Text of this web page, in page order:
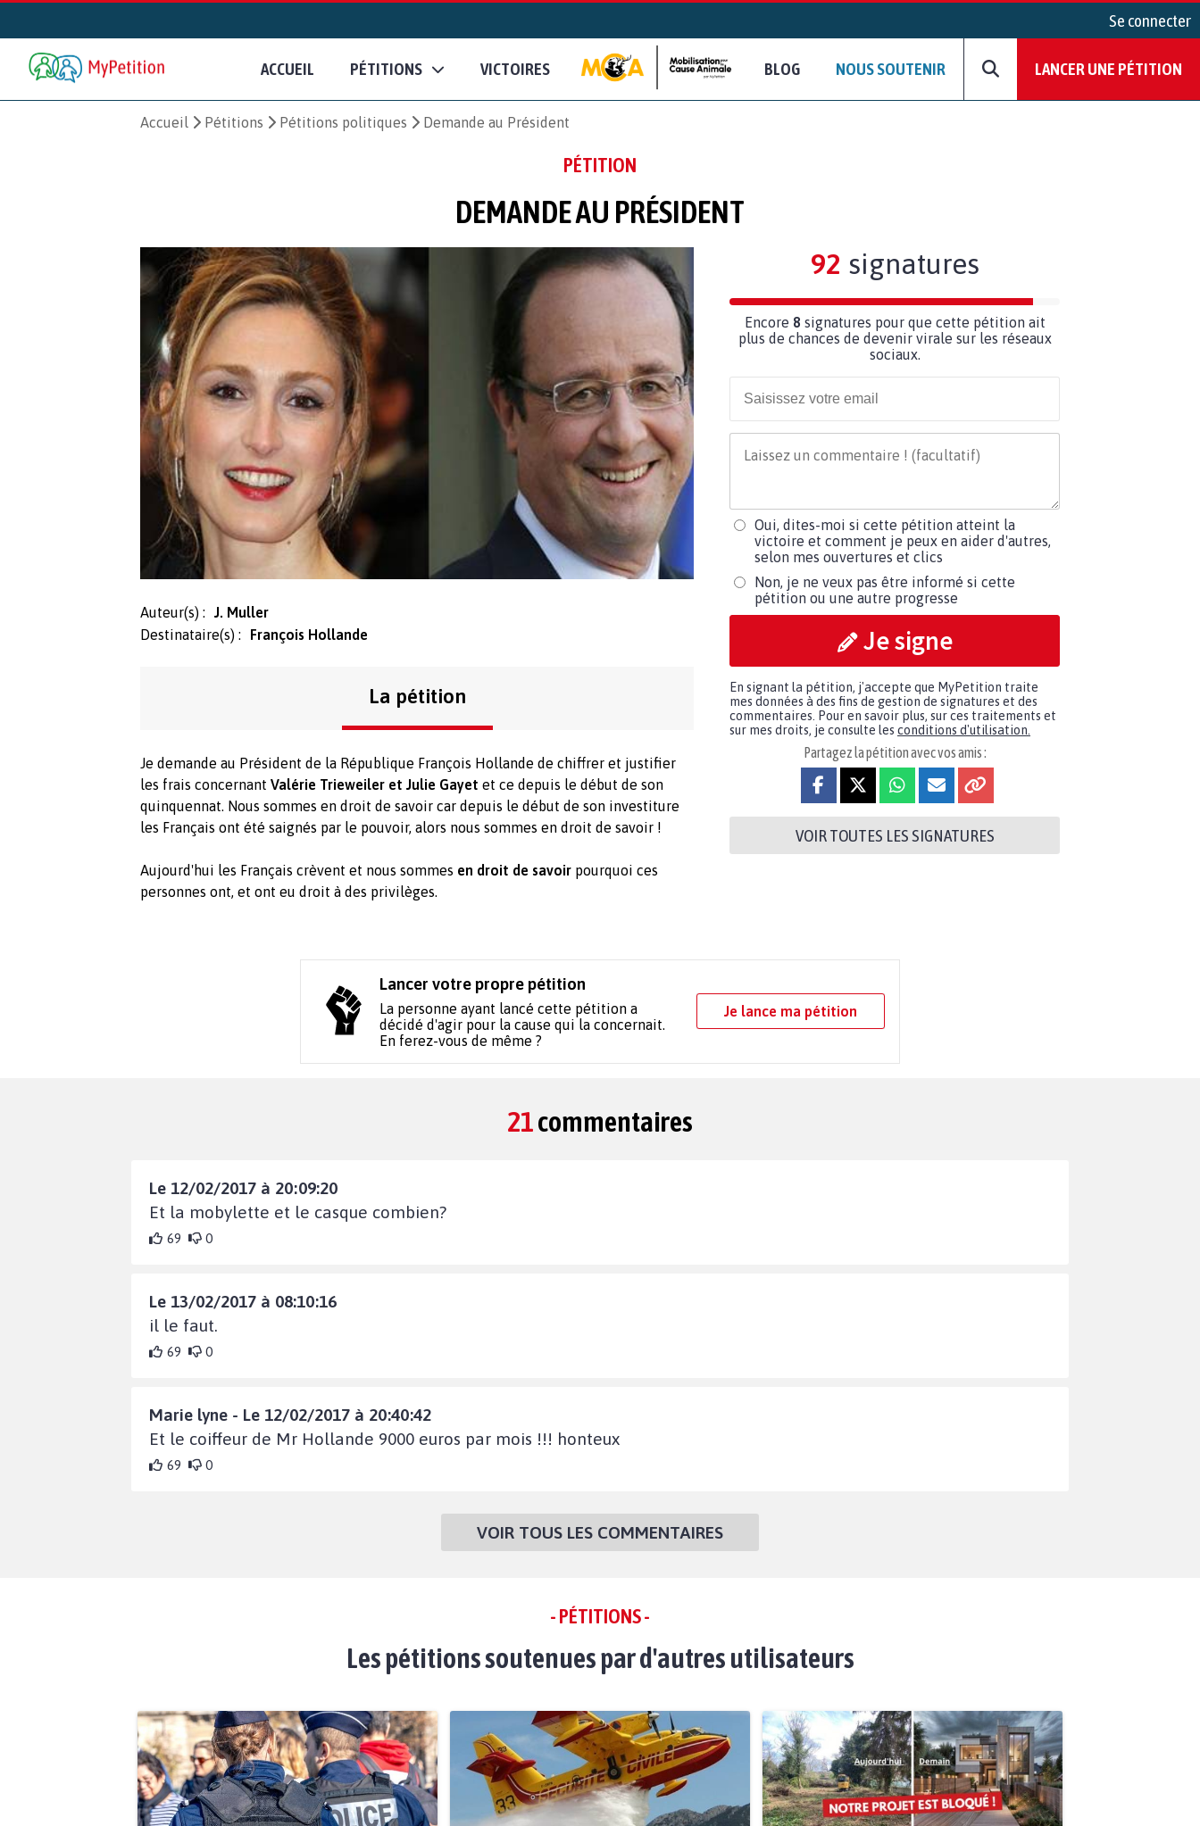
Se connecter
ACCUEIL PÉTITIONS VICTOIRES BLOG NOUS SOUTENIR LANCER UNE PÉTITION
Accueil Pétitions Pétitions politiques Demande au Président
PÉTITION
DEMANDE AU PRÉSIDENT
Auteur(s) :
J. Muller
Destinataire(s) :
François Hollande
La pétition
Je demande au Président de la République François Hollande de chiffrer et justifier
les frais concernant Valérie Trieweiler et Julie Gayet et ce depuis le début de son
quinquennat. Nous sommes en droit de savoir car depuis le début de son investiture
les Français ont été saignés par le pouvoir, alors nous sommes en droit de savoir !
Aujourd'hui les Français crèvent et nous sommes en droit de savoir pourquoi ces
personnes ont, et ont eu droit à des privilèges.
92 signatures
Encore 8 signatures pour que cette pétition ait
plus de chances de devenir virale sur les réseaux
sociaux.
Oui, dites-moi si cette pétition atteint la
victoire et comment je peux en aider d'autres,
selon mes ouvertures et clics
Non, je ne veux pas être informé si cette
pétition ou une autre progresse
Je signe
En signant la pétition, j'accepte que MyPetition traite
mes données à des fins de gestion de signatures et des
commentaires. Pour en savoir plus, sur ces traitements et
sur mes droits, je consulte les conditions d'utilisation.
Partagez la pétition avec vos amis :
VOIR TOUTES LES SIGNATURES
Lancer votre propre pétition
La personne ayant lancé cette pétition a
décidé d'agir pour la cause qui la concernait.
En ferez-vous de même ?
Je lance ma pétition
21commentaires
Le 12/02/2017 à 20:09:20
Et la mobylette et le casque combien?
69 0
Le 13/02/2017 à 08:10:16
il le faut.
69 0
Marie lyne - Le 12/02/2017 à 20:40:42
Et le coiffeur de Mr Hollande 9000 euros par mois !!! honteux
69 0
VOIR TOUS LES COMMENTAIRES
- PÉTITIONS -
Les pétitions soutenues par d'autres utilisateurs